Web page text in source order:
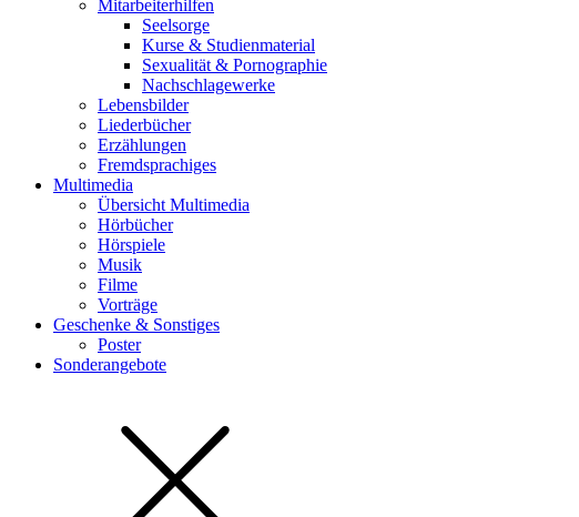
Mitarbeiterhilfen
Seelsorge
Kurse & Studienmaterial
Sexualität & Pornographie
Nachschlagewerke
Lebensbilder
Liederbücher
Erzählungen
Fremdsprachiges
Multimedia
Übersicht Multimedia
Hörbücher
Hörspiele
Musik
Filme
Vorträge
Geschenke & Sonstiges
Poster
Sonderangebote